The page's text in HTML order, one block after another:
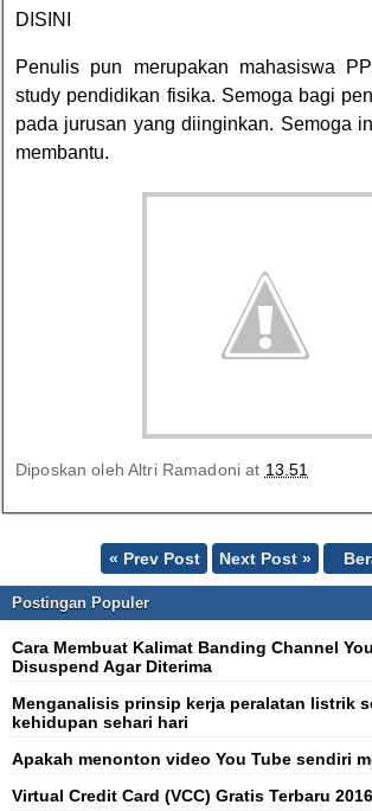
DISINI
Penulis pun merupakan mahasiswa
study pendidikan fisika. Semoga bagi
pada jurusan yang diinginkan. Semoga
membantu.
Diposkan oleh Altri Ramadoni at 13.51
« Prev Post Next Post »
Postingan Populer
Cara Membuat Kalimat Banding Channel
Disuspend Agar Diterima
Menganalisis prinsip kerja peralatan listrik
kehidupan sehari hari
Apakah menonton video You Tube sendiri
Virtual Credit Card (VCC) Gratis Terbaru 2016